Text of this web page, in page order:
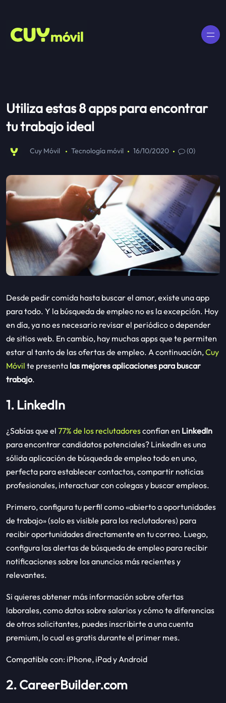
Utiliza estas 8 apps para encontrar
tu trabajo ideal
Cuy Móvil Tecnología móvil 16/10/2020 (0)
Desde pedir comida hasta buscar el amor, existe una app
para todo. Y la búsqueda de empleo no es la excepción. Hoy
en día, ya no es necesario revisar el periódico o depender
de sitios web. En cambio, hay muchas apps que te permiten
estar al tanto de las ofertas de empleo. A continuación,Cuy
Móvil te presenta las mejores aplicaciones para buscar
trabajo.
1. LinkedIn
¿Sabías que el 77% de los reclutadoresconfían en LinkedIn
para encontrar candidatos potenciales? LinkedIn es una
sólida aplicación de búsqueda de empleo todo en uno,
perfecta para establecer contactos, compartir noticias
profesionales, interactuar con colegas y buscar empleos.
Primero, configura tu perfil como «abierto a oportunidades
de trabajo» (solo es visible para los reclutadores) para
recibir oportunidades directamente en tu correo. Luego,
configura las alertas de búsqueda de empleo para recibir
notificaciones sobre los anuncios más recientes y
relevantes.
Si quieres obtener más información sobre ofertas
laborales, como datos sobre salarios y cómo te diferencias
de otros solicitantes, puedes inscribirte a una cuenta
premium, lo cual es gratis durante el primer mes.
Compatible con: iPhone, iPad y Android
2. CareerBuilder.com